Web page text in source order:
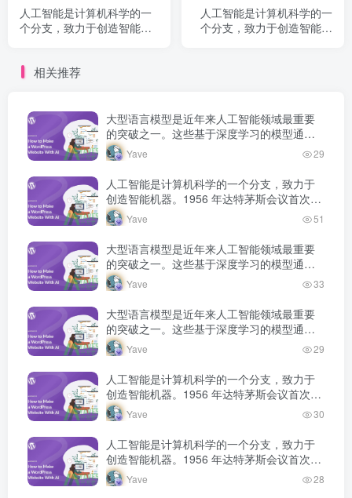
人工智能是计算机科学的一
个分支，致力于创造智能机
经历多次发展高潮和低谷，
人工智能是计算机科学的一
个分支，致力于创造智能机
相关推荐
大型语言模型是近年来人工智能领域最重要
的突破之一。这些基于深度学习的模型通过
海量文本数据的预训练，获得了强大的语言
理解和生成能力，正在深刻改变人机交互的
方式。
Yave 29
人工智能是计算机科学的一个分支，致力于
创造智能机器。1956 年达特茅斯会议首次提
出人工智能概念，此后经历多次发展高潮和
低谷，如今深度学习技术将 AI 推…
Yave 51
大型语言模型是近年来人工智能领域最重要
的突破之一。这些基于深度学习的模型通过
海量文本数据的预训练，获得了强大的语言
理解和生成能力，正在深刻改变人机交互的
方式。
Yave 33
大型语言模型是近年来人工智能领域最重要
的突破之一。这些基于深度学习的模型通过
海量文本数据的预训练，获得了强大的语言
理解和生成能力，正在深刻改变人机交互的
方式。
Yave 29
人工智能是计算机科学的一个分支，致力于
创造智能机器。1956 年达特茅斯会议首次提
出人工智能概念，此后经历多次发展高潮和
低谷，如今深度学习技术将 AI 推…
Yave 30
人工智能是计算机科学的一个分支，致力于
创造智能机器。1956 年达特茅斯会议首次提
出人工智能概念，此后经历多次发展高潮和
低谷，如今深度学习技术将 AI 推…
Yave 28